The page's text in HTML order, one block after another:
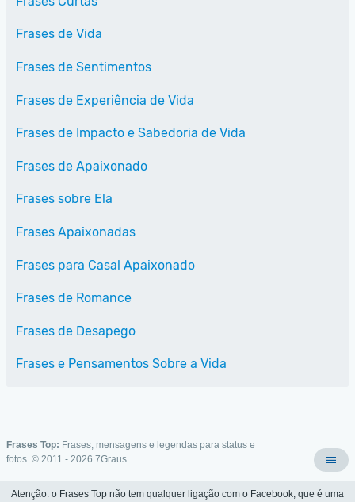
Frases de Vida
Frases de Sentimentos
Frases de Experiência de Vida
Frases de Impacto e Sabedoria de Vida
Frases de Apaixonado
Frases sobre Ela
Frases Apaixonadas
Frases para Casal Apaixonado
Frases de Romance
Frases de Desapego
Frases e Pensamentos Sobre a Vida
Frases Top: Frases, mensagens e legendas para status e
fotos. © 2011 - 2026 7Graus
Atenção: o Frases Top não tem qualquer ligação com o Facebook, que é uma